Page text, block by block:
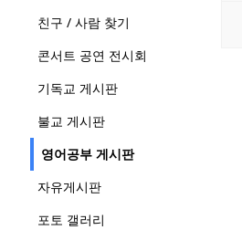
친구 / 사람 찾기
콘서트 공연 전시회
기독교 게시판
불교 게시판
영어공부 게시판
자유게시판
포토 갤러리